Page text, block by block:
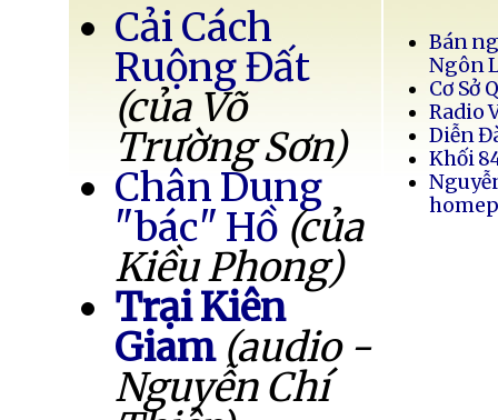
Cải Cách
Ruộng Đất
(của Võ
Trường Sơn)
Chân Dung
"bác" Hồ (của
Kiều Phong)
Trại Kiên
Giam (audio -
Nguyễn Chí
Bán
Ngôn
Cơ Sở
Radio
Diễn
Khối